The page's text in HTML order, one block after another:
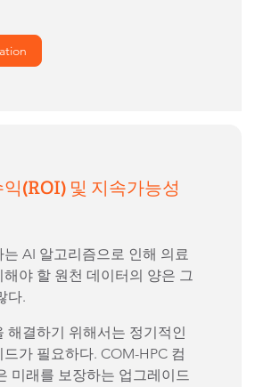
(ROI) 및 지속가능성
AI 알고리즘으로 인해 의료
야 할 원천 데이터의 양은 그
다.
해결하기 위해서는 정기적인
가 필요하다. COM-HPC 컴
미래를 보장하는 업그레이드